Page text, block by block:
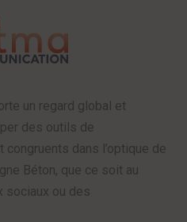
un regard global et
des outils de
dans l’optique de
Béton, que ce soit au
sociaux ou des